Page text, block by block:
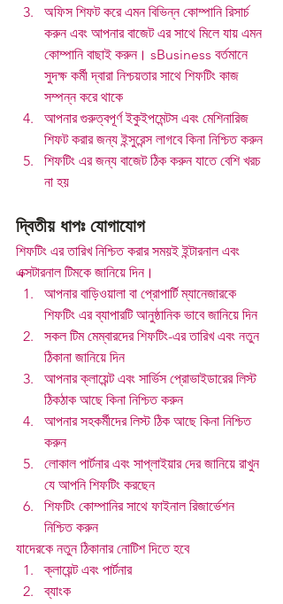
অফিস শিফট করে এমন বিভিন্ন কোম্পানি রিসার্চ
করুন এবং আপনার বাজেট এর সাথে মিলে যায় এমন
কোম্পানি বাছাই করুন। sBusiness বর্তমানে
সুদক্ষ কর্মী দ্বারা নিশ্চয়তার সাথে শিফটিং কাজ
সম্পন্ন করে থাকে
আপনার গুরুত্বপূর্ণ ইকুইপমেন্টস এবং মেশিনারিজ
শিফট করার জন্য ইন্সুরেন্স লাগবে কিনা নিশ্চিত করুন
শিফটিং এর জন্য বাজেট ঠিক করুন যাতে বেশি খরচ
না হয়
দ্বিতীয় ধাপঃ যোগাযোগ
শিফটিং এর তারিখ নিশ্চিত করার সময়ই ইন্টারনাল এবং
এক্সটারনাল টিমকে জানিয়ে দিন।
আপনার বাড়িওয়ালা বা প্রোপার্টি ম্যানেজারকে
শিফটিং এর ব্যাপারটি আনুষ্ঠানিক ভাবে জানিয়ে দিন
সকল টিম মেম্বারদের শিফটিং-এর তারিখ এবং নতুন
ঠিকানা জানিয়ে দিন
আপনার ক্লায়েন্ট এবং সার্ভিস প্রোভাইডারের লিস্ট
ঠিকঠাক আছে কিনা নিশ্চিত করুন
আপনার সহকর্মীদের লিস্ট ঠিক আছে কিনা নিশ্চিত
করুন
লোকাল পার্টনার এবং সাপ্লাইয়ার দের জানিয়ে রাখুন
যে আপনি শিফটিং করছেন
শিফটিং কোম্পানির সাথে ফাইনাল রিজার্ভেশন
নিশ্চিত করুন
যাদেরকে নতুন ঠিকানার নোটিশ দিতে হবে
ক্লায়েন্ট এবং পার্টনার
ব্যাংক